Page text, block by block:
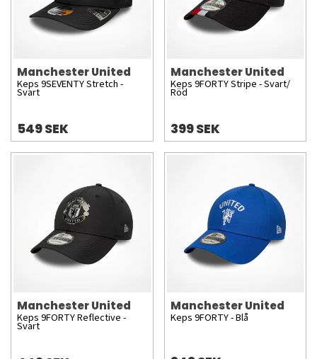
Manchester United
Keps 9SEVENTY Stretch -
Svart
549 SEK
Manchester United
Keps 9FORTY Stripe - Svart/
Röd
399 SEK
Manchester United
Keps 9FORTY Reflective -
Svart
Manchester United
Keps 9FORTY - Blå